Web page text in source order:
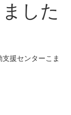
した
援センターこま